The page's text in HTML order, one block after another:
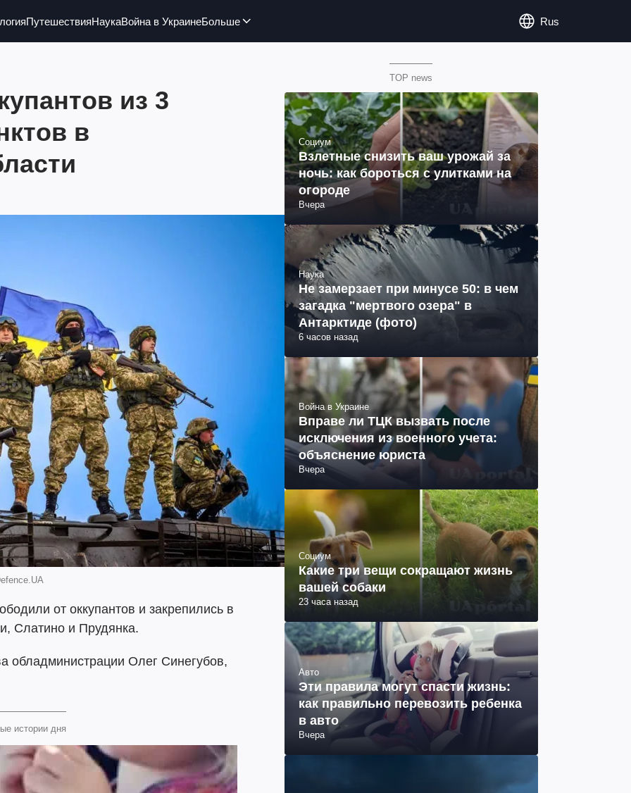
ПутешествияНаукаВойна в УкраинеБольше Rus
из 3
в
от оккупантов и закрепились в
Слатино и Прудянка.
обладминистрации Олег Синегубов,
истории дня
TOP news
Социум
Взлетные снизить ваш урожай за
ночь: как бороться с улитками на
огороде
Вчера
Наука
Не замерзает при минусе 50: в чем
загадка "мертвого озера" в
Антарктиде (фото)
6 часов назад
Война в Украине
Вправе ли ТЦК вызвать после
исключения из военного учета:
объяснение юриста
Вчера
Социум
Какие три вещи сокращают жизнь
вашей собаки
23 часа назад
Авто
Эти правила могут спасти жизнь:
как правильно перевозить ребенка
в авто
Вчера